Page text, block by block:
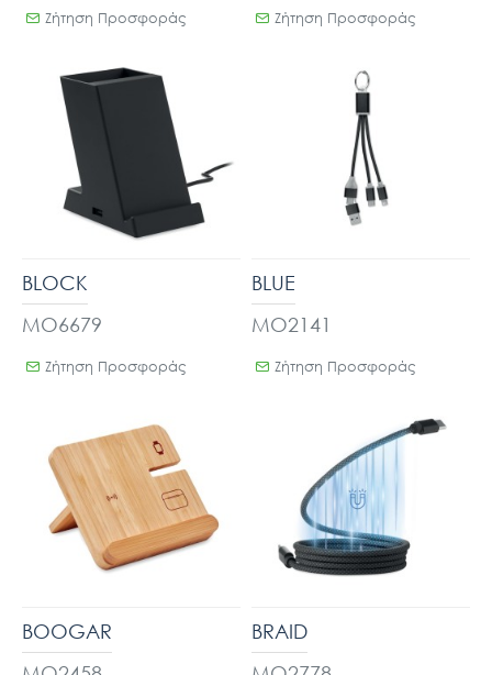
Ζήτηση Προσφοράς Ζήτηση Προσφοράς
MO6679
BLOCK
Ζήτηση Προσφοράς
MO2141
BLUE
Ζήτηση Προσφοράς
BOOGAR
BRAID